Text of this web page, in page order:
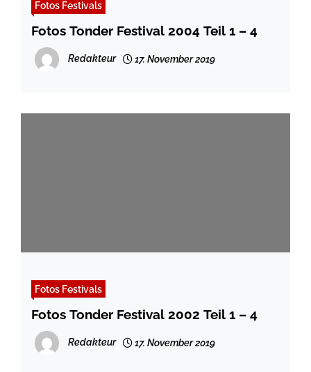
Fotos Festivals
Fotos Tonder Festival 2004 Teil 1 – 4
Redakteur 17. November 2019
Fotos Festivals
Fotos Tonder Festival 2002 Teil 1 – 4
Redakteur 17. November 2019